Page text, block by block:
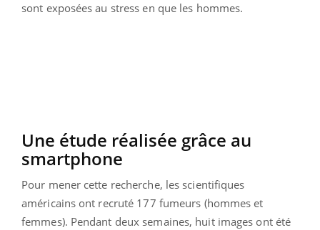
sont exposées au stress en que les hommes.
Une étude réalisée grâce au
smartphone
Pour mener cette recherche, les scientifiques
américains ont recruté 177 fumeurs (hommes et
femmes). Pendant deux semaines, huit images ont été